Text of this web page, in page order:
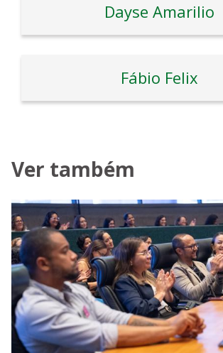
Dayse Amarilio
Fábio Felix
Ver também